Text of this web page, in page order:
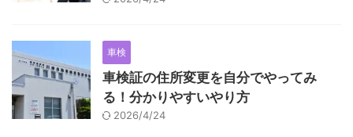
車検
車検証の住所変更を自分でやってみ
る！分かりやすいやり方
2026/4/24